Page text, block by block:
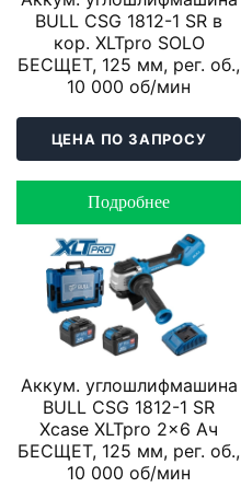
BULL CSG 1812-1 SR в
кор. XLTpro SOLO
БЕСЩЕТ, 125 мм, рег. об.,
10 000 об/мин
ЦЕНА ПО ЗАПРОСУ
Подробнее
Аккум. углошлифмашина
BULL CSG 1812-1 SR
Xcase XLTpro 2x6 Ач
БЕСЩЕТ, 125 мм, рег. об.,
10 000 об/мин